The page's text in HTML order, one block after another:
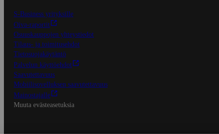
S-Business yrityksille
Oiva-raportit
Osuuskauppojen yhteystiedot
Tilaus- ja toimitusehdot
Tietosuojakäytäntö
Palvelun käyttöehdot
Saavutettavuus
Mobiilisovelluksen saavutettavuus
Mainostajalle
Muuta evästeasetuksia